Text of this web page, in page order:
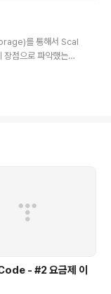
를 통해서 Scal
점으로 파악했는데,
사항이다. http://h1
NIC를 이러한 기능
- #2 요금제 이